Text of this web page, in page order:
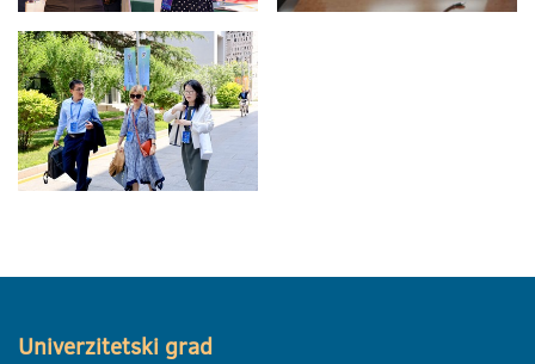
Univerzitetski grad